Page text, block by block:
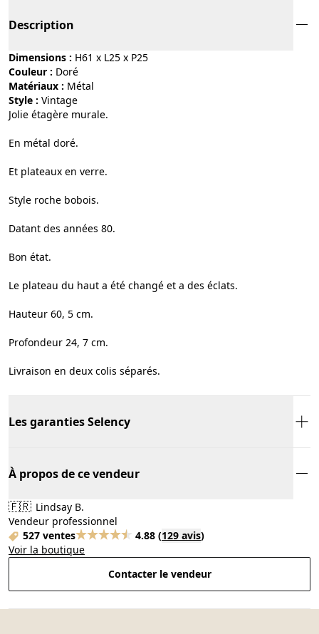
Description
Dimensions : H61 x L25 x P25
Couleur :
doré
Matériaux :
métal
Style :
vintage
Jolie étagère murale.
En métal doré.
Et plateaux en verre.
Style roche bobois.
Datant des années 80.
Bon état.
Le plateau du haut a été changé et a des éclats.
Hauteur 60, 5 cm.
Profondeur 24, 7 cm.
Livraison en deux colis séparés.
Les garanties Selency
À propos de ce vendeur
🇫🇷 Lindsay B.
Vendeur professionnel
527 ventes
4.88 (129 avis)
Voir la boutique
Contacter le vendeur